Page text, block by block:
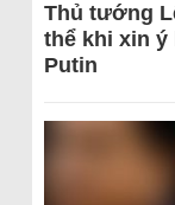
Thủ tướng
thể khi xin ý
Putin